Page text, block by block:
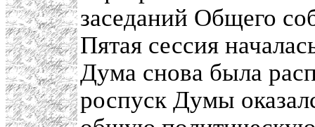
заседаний Общего
Пятая сессия
Дума снова была
роспуск Думы